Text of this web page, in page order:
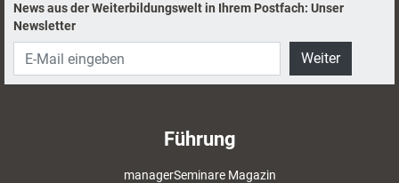
News aus der Weiterbildungswelt in Ihrem Postfach: Unser
Newsletter
Weiter
Führung
managerSeminare Magazin